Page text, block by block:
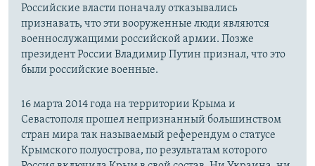
Российские власти поначалу отказывались
признавать, что эти вооруженные люди являются
военнослужащими российской армии. Позже
президент России Владимир Путин признал, что это
были российские военные.
16 марта 2014 года на территории Крыма и
Севастополя прошел непризнанный большинством
стран мира так называемый референдум о статусе
Крымского полуострова, по результатам которого